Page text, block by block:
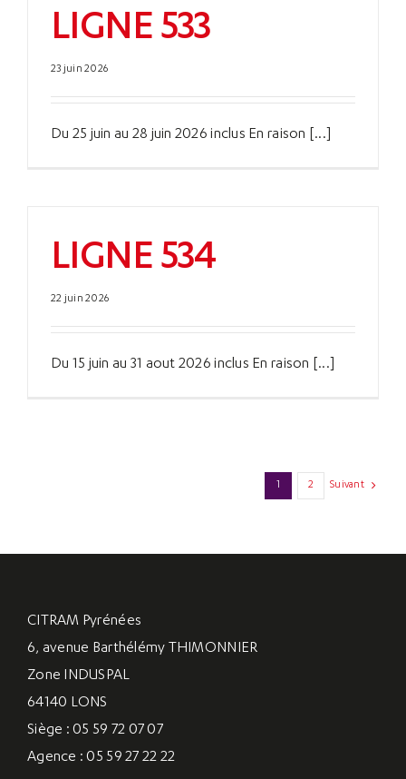
LIGNE 533
23 juin 2026
Du 25 juin au 28 juin 2026 inclus En raison [...]
LIGNE 534
22 juin 2026
Du 15 juin au 31 aout 2026 inclus En raison [...]
1 2 Suivant
CITRAM Pyrénées
6, avenue Barthélémy THIMONNIER
Zone INDUSPAL
64140 LONS
Siège : 05 59 72 07 07
Agence : 05 59 27 22 22